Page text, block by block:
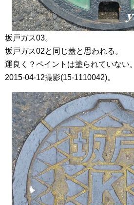
坂戸ガス03。
坂戸ガス02と同じ蓋と思われる。
運良く？ペイントは塗られていない。
2015-04-12撮影(15-1110042)。